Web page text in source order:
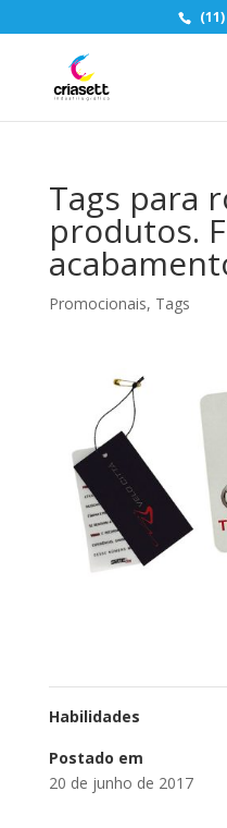
Tags para
produtos.
Promocionais, Tags
Habilidades
Postado em
20 de junho de 2017